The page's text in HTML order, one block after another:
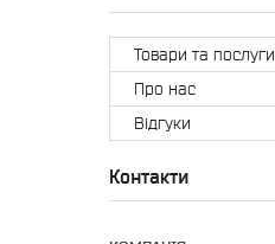
Товари та послуги
Про нас
Вiдгуки
Контакти